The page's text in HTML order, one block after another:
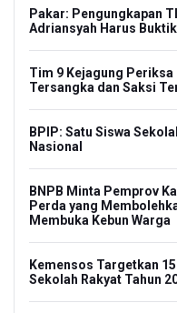
Pakar: Pengungkapan
Adriansyah Harus
Tim 9 Kejagung
Tersangka dan Saksi
BPIP: Satu Siswa
Nasional
BNPB Minta Pemprov
Perda yang
Membuka Kebun Warga
Kemensos Targetkan
Sekolah Rakyat Tahun